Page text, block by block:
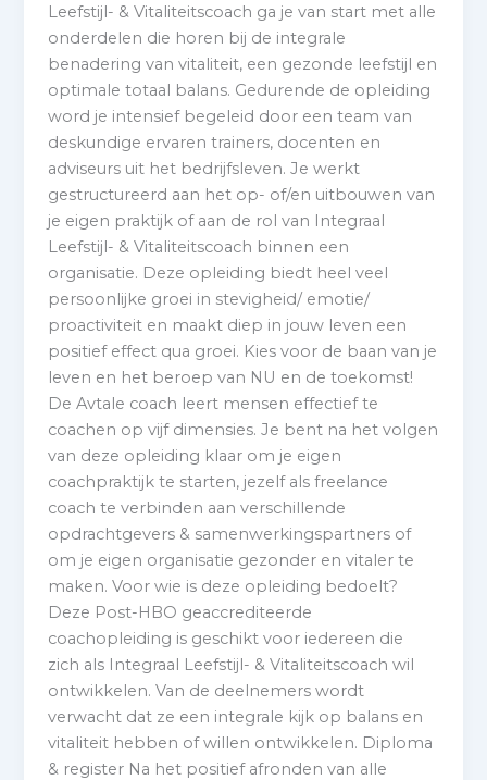
Leefstijl- & Vitaliteitscoach ga je van start met alle
onderdelen die horen bij de integrale
benadering van vitaliteit, een gezonde leefstijl en
optimale totaal balans. Gedurende de opleiding
word je intensief begeleid door een team van
deskundige ervaren trainers, docenten en
adviseurs uit het bedrijfsleven. Je werkt
gestructureerd aan het op- of/en uitbouwen van
je eigen praktijk of aan de rol van Integraal
Leefstijl- & Vitaliteitscoach binnen een
organisatie. Deze opleiding biedt heel veel
persoonlijke groei in stevigheid/ emotie/
proactiviteit en maakt diep in jouw leven een
positief effect qua groei. Kies voor de baan van je
leven en het beroep van NU en de toekomst!
De Avtale coach leert mensen effectief te
coachen op vijf dimensies. Je bent na het volgen
van deze opleiding klaar om je eigen
coachpraktijk te starten, jezelf als freelance
coach te verbinden aan verschillende
opdrachtgevers & samenwerkingspartners of
om je eigen organisatie gezonder en vitaler te
maken. Voor wie is deze opleiding bedoelt?
Deze Post-HBO geaccrediteerde
coachopleiding is geschikt voor iedereen die
zich als Integraal Leefstijl- & Vitaliteitscoach wil
ontwikkelen. Van de deelnemers wordt
verwacht dat ze een integrale kijk op balans en
vitaliteit hebben of willen ontwikkelen. Diploma
& register Na het positief afronden van alle